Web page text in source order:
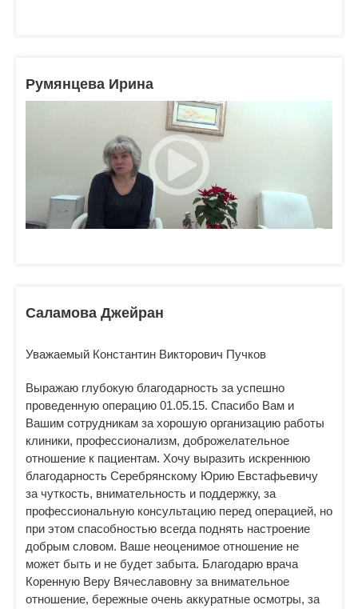
Румянцева Ирина
Саламова Джейран
Уважаемый Константин Викторович Пучков
Выражаю глубокую благодарность за успешно
проведенную операцию 01.05.15. Спасибо Вам и
Вашим сотрудникам за хорошую организацию работы
клиники, профессионализм, доброжелательное
отношение к пациентам. Хочу выразить искреннюю
благодарность Серебрянскому Юрию Евстафьевичу
за чуткость, внимательность и поддержку, за
профессиональную консультацию перед операцией, но
при этом спасобностью всегда поднять настроение
добрым словом. Ваше неоценимое отношение не
может быть и не будет забыта. Благодарю врача
Коренную Веру Вячеславовну за внимательное
отношение, бережные очень аккуратные осмотры, за